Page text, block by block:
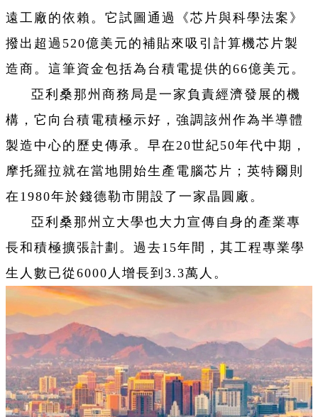
遠工廠的依賴。它試圖通過《芯片與科學法案》
撥出超過520億美元的補貼來吸引計算機芯片製
造商。這筆資金包括為台積電提供的66億美元。
亞利桑那州商務局是一家負責經濟發展的機
構，它向台積電積極示好，強調該州作為半導體
製造中心的歷史傳承。早在20世紀50年代中期，
摩托羅拉就在當地開始生產電腦芯片；英特爾則
在1980年於錢德勒市開設了一家晶圓廠。
亞利桑那州立大學也大力宣傳自身的產業專
長和積極擴張計劃。過去15年間，其工程專業學
生人數已從6000人增長到3.3萬人。